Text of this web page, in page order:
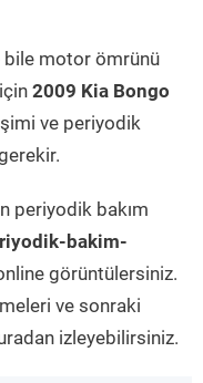
bile motor ömrünü
2009 Kia Bongo
ve periyodik
periyodik bakım
bakim-
görüntülersiniz.
ve sonraki
izleyebilirsiniz.